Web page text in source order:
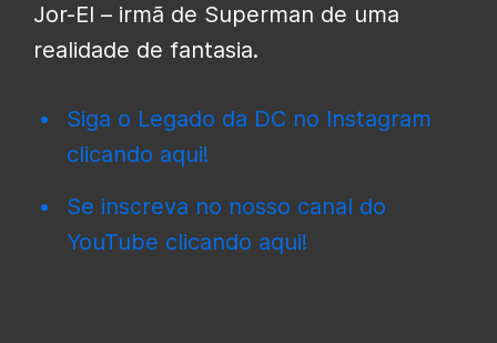
Jor-El – irmã de Superman de uma
realidade de fantasia.
Siga o Legado da DC no Instagram
clicando aqui!
Se inscreva no nosso canal do
YouTube clicando aqui!